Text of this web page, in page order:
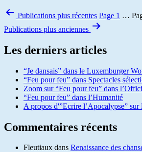
Publications plus récentes Page 1 …
Publications plus anciennes
Les derniers articles
“Je dansais” dans le Luxemburger
“Feu pour feu” dans Spectacles
Zoom sur “Feu pour feu” dans
“Feu pour feu” dans l’Humanité
A propos d'”Ecrire l’Apocalypse”
Commentaires récents
Fleutiaux dans Renaissance des